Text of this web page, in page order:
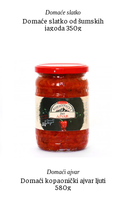
Domaće slatko
Domaće slatko od šumskih
jagoda 350g
Domaći ajvar
Domaći kopaonički ajvar ljuti
580g